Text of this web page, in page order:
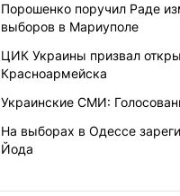
Порошенко поручил Раде
выборов в Мариуполе
ЦИК Украины призвал
Красноармейска
Украинские СМИ:
На выборах в Одессе
Йода